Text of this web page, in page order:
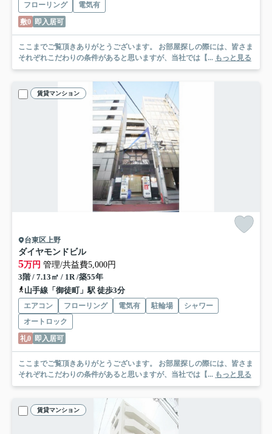
フローリング
電気有
敷0 即入居可
ここまでご覧頂きありがとうございます。 お部屋探しの際には、皆さま
それぞれこだわりの条件があると思いますが、当社では【... もっと見る
賃貸マンション
台東区上野
ダイヤモンドビル
5万円 管理/共益費5,000円
3階 / 7.13㎡ / 1R /築55年
山手線「御徒町」駅 徒歩3分
エアコン フローリング 電気有 駐輪場
シャワー
オートロック
礼0 即入居可
ここまでご覧頂きありがとうございます。 お部屋探しの際には、皆さま
それぞれこだわりの条件があると思いますが、当社では【... もっと見る
賃貸マンション